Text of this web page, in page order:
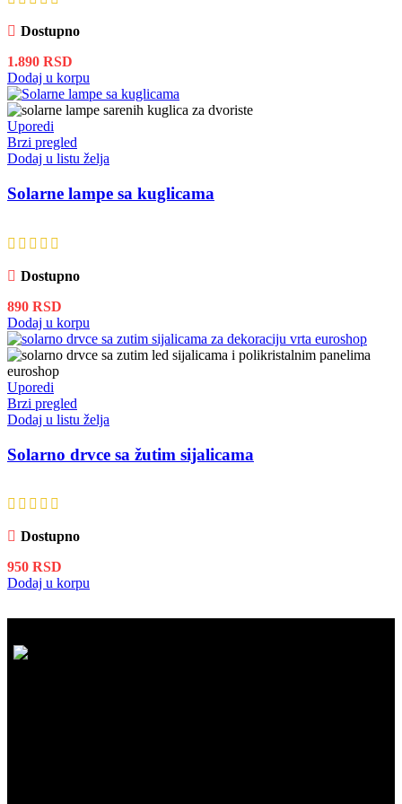
Dostupno
1.890 RSD
Dodaj u korpu
Uporedi
Brzi pregled
Dodaj u listu želja
Solarne lampe sa kuglicama
Dostupno
890 RSD
Dodaj u korpu
Uporedi
Brzi pregled
Dodaj u listu želja
Solarno drvce sa žutim sijalicama
Dostupno
950 RSD
Dodaj u korpu